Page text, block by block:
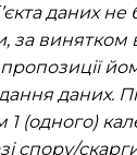
даних
за
даних.
1 (одного)
спору/